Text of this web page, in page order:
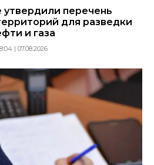
утвердили перечень
для разведки
и газа
| 07.08.2026